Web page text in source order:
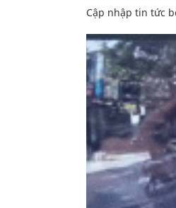
Cập nhập tin tức